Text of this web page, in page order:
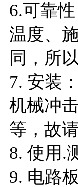
6.可靠
温度、
同，所
7. 安装
机械冲
等，故
8. 使用.
9. 电路